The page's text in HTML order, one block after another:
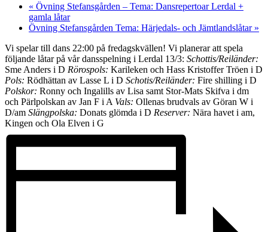
« Övning Stefansgården – Tema: Dansrepertoar Lerdal +
gamla låtar
Övning Stefansgården Tema: Härjedals- och Jämtlandslåtar »
Vi spelar till dans 22:00 på fredagskvällen! Vi planerar att spela
följande låtar på vår dansspelning i Lerdal 13/3: Schottis/Reiländer:
Sme Anders i D Rörospols: Karileken och Hass Kristoffer Tröen i D
Pols: Rödhättan av Lasse L i D Schotis/Reiländer: Fire shilling i D
Polskor: Ronny och Ingalills av Lisa samt Stor-Mats Skifva i dm
och Pärlpolskan av Jan F i A Vals: Ollenas brudvals av Göran W i
D/am Slängpolska: Donats glömda i D Reserver: Nära havet i am,
Kingen och Ola Elven i G